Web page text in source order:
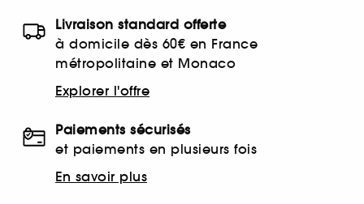
Livraison standard offerte
à domicile dès 60€ en France
métropolitaine et Monaco
Explorer l'offre
Paiements sécurisés
et paiements en plusieurs fois
En savoir plus